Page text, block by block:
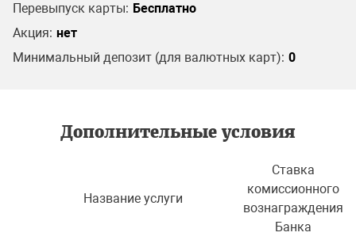
Перевыпуск карты: Бесплатно
Акция: нет
Минимальный депозит (для валютных карт): 0
Дополнительные условия
Название услуги
Ставка
комиссионного
вознаграждения
Банка